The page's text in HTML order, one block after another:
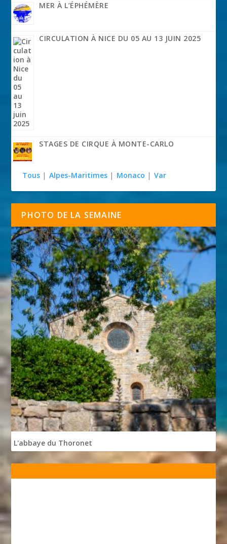
MER À L’ÉPHÉMÈRE
CIRCULATION À NICE DU 05 AU 13 JUIN 2025
STAGES DE CIRQUE À MONTE-CARLO
Tous | Alpes-Maritimes | Monaco | Var
PHOTO DE LA SEMAINE
L'abbaye du Thoronet